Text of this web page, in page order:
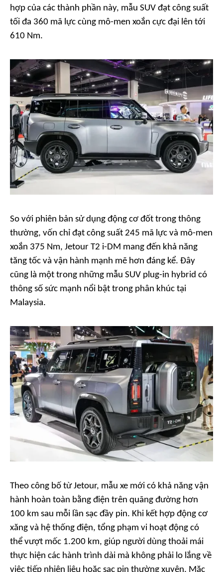
hợp của các thành phần này, mẫu SUV đạt công suất
tối đa 360 mã lực cùng mô-men xoắn cực đại lên tới
610 Nm.
So với phiên bản sử dụng động cơ đốt trong thông
thường, vốn chỉ đạt công suất 245 mã lực và mô-men
xoắn 375 Nm, Jetour T2 i-DM mang đến khả năng
tăng tốc và vận hành mạnh mẽ hơn đáng kể. Đây
cũng là một trong những mẫu SUV plug-in hybrid có
thông số sức mạnh nổi bật trong phân khúc tại
Malaysia.
Theo công bố từ Jetour, mẫu xe mới có khả năng vận
hành hoàn toàn bằng điện trên quãng đường hơn
100 km sau mỗi lần sạc đầy pin. Khi kết hợp động cơ
xăng và hệ thống điện, tổng phạm vi hoạt động có
thể vượt mốc 1.200 km, giúp người dùng thoải mái
thực hiện các hành trình dài mà không phải lo lắng về
việc tiếp nhiên liệu hoặc sạc pin thường xuyên. Mặc